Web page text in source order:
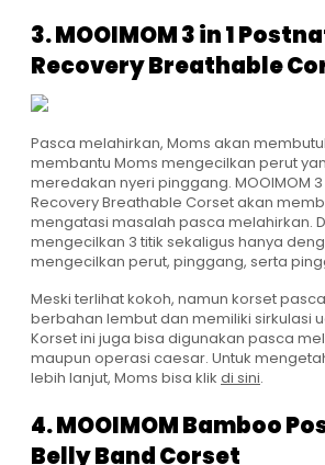
3. MOOIMOM 3 in 1
Recovery Breathable
Pasca melahirkan, Moms akan
membantu Moms mengecilkan perut
meredakan nyeri pinggang. MOOIMOM
Recovery Breathable Corsetakan
mengatasi masalah pasca melahirkan.
mengecilkan 3 titik sekaligus hanya
mengecilkan perut, pinggang, serta
Meski terlihat kokoh, namun korset
berbahan lembut dan memiliki sirkulasi
Korset ini juga bisa digunakan pasca
maupun operasi caesar. Untuk
lebih lanjut, Moms bisa klik di sini.
4. MOOIMOM Bamboo
Belly Band Corset